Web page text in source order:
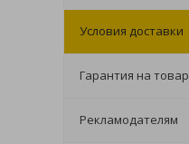
Условия доставки
Гарантия на товар
Рекламодателям